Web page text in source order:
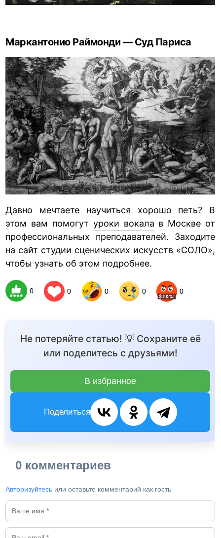
Маркантонио Раймонди — Суд Париса
Давно мечтаете научиться хорошо петь? В
этом вам помогут уроки вокала в Москве от
профессиональных преподавателей. Заходите
на сайт студии сценических искусств «СОЛО»,
чтобы узнать об этом подробнее.
0 0 0 0 0
Не потеряйте статью! 💡 Сохраните её
или поделитесь с друзьями!
В избранное
Поделиться
0 комментариев
Авторизуйтесь или оставьте комментарий как гость